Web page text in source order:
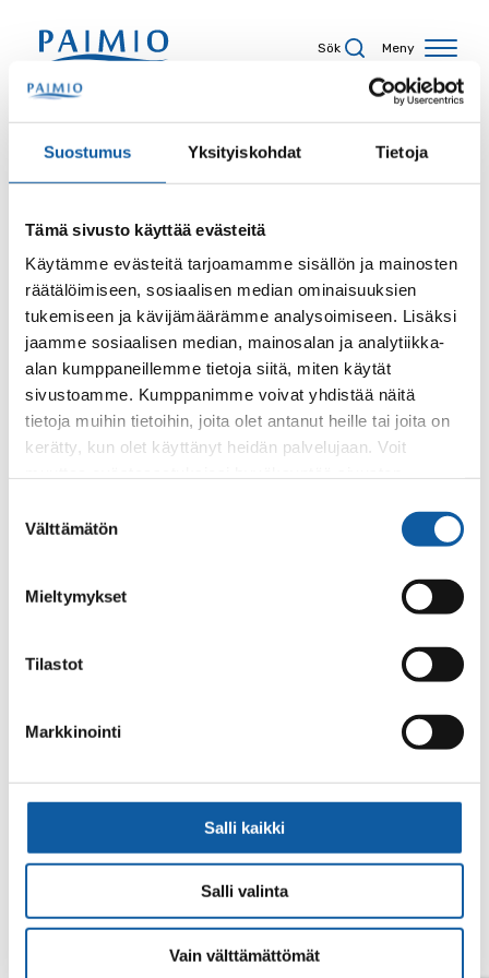
Suostumus Yksityiskohdat Tietoja
Tämä sivusto käyttää evästeitä
Käytämme evästeitä tarjoamamme sisällön ja mainosten
räätälöimiseen, sosiaalisen median ominaisuuksien
tukemiseen ja kävijämäärämme analysoimiseen. Lisäksi
jaamme sosiaalisen median, mainosalan ja analytiikka-
alan kumppaneillemme tietoja siitä, miten käytät
sivustoamme. Kumppanimme voivat yhdistää näitä
tietoja muihin tietoihin, joita olet antanut heille tai joita on
kerätty, kun olet käyttänyt heidän palvelujaan. Voit
valinta
Välttämätön
Mieltymykset
Tilastot
Markkinointi
Salli kaikki
Salli valinta
Vain välttämättömät
Sök Meny
Sökresultat
Sökord
Sida
Innehållstyp